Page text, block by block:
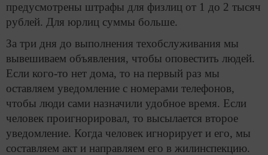
предусмотрены штрафы для физлиц от 1 до 2 тысяч
рублей. Для юрлиц суммы больше.
За три дня до выполнения техобслуживания мы
вывешиваем объявления, чтобы оповестить людей.
Если кого-то нет дома, то на первый раз мы
оставляем уведомление с номерами телефонов,
чтобы люди сами назначили удобное время. Если
человек проигнорировал, то высылается второе
уведомление. Когда человек игнорирует и его, мы
составляем акт и направляем его в жилинспекцию.